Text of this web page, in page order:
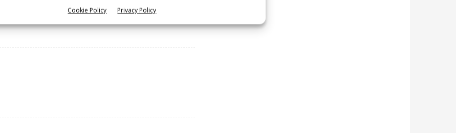
Cookie Policy Privacy Policy
Nucis: Monoporzioni per far decollare la frutta